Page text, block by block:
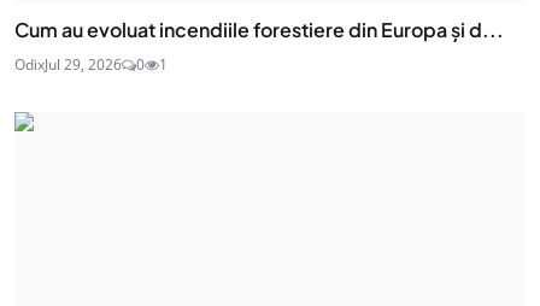
Cum au evoluat incendiile forestiere din Europa și d...
OdixJul 29, 2026 0 1